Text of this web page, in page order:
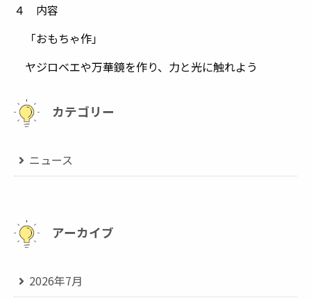
４ 内容
「おもちゃ作」
ヤジロベエや万華鏡を作り、力と光に触れよう
カテゴリー
ニュース
アーカイブ
2026年7月